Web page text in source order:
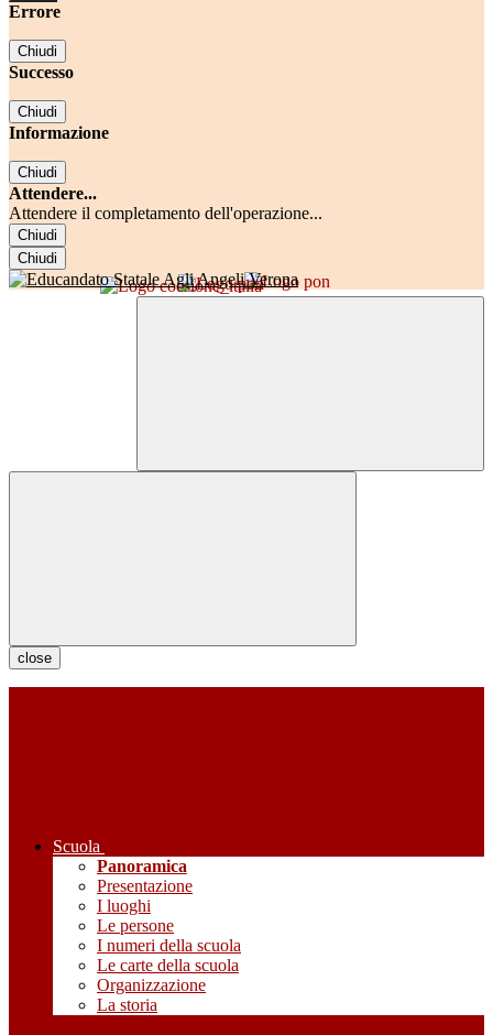
Errore
Chiudi
Successo
Chiudi
Informazione
Chiudi
Attendere...
Attendere il completamento dell'operazione...
Chiudi
Chiudi
close
Scuola
Panoramica
Presentazione
I luoghi
Le persone
I numeri della scuola
Le carte della scuola
Organizzazione
La storia